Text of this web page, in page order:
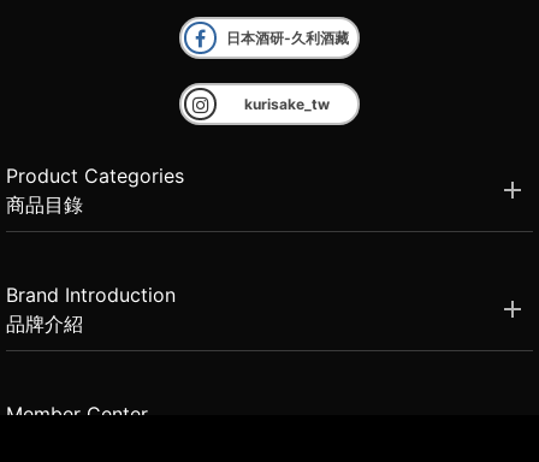
日本酒研-久利酒藏
kurisake_tw
Product Categories
商品目錄
Brand Introduction
品牌介紹
Member Center